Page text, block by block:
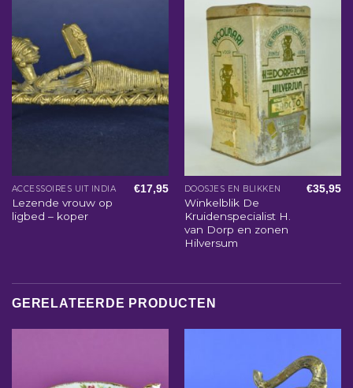
ACCESSOIRES UIT INDIA
Lezende vrouw op
ligbed – koper
€17,95 DOOSJES EN BLIKKEN
Winkelblik De
Kruidenspecialist H.
van Dorp en zonen
Hilversum
€35,95
GERELATEERDE PRODUCTEN